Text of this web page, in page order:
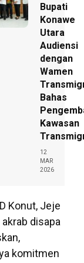
Bupati
Konawe
Utara
Audiensi
dengan
Wamen
Bahas
Kawasan
12
MAR
2026
Konut, Jeje
disapa
komitmen